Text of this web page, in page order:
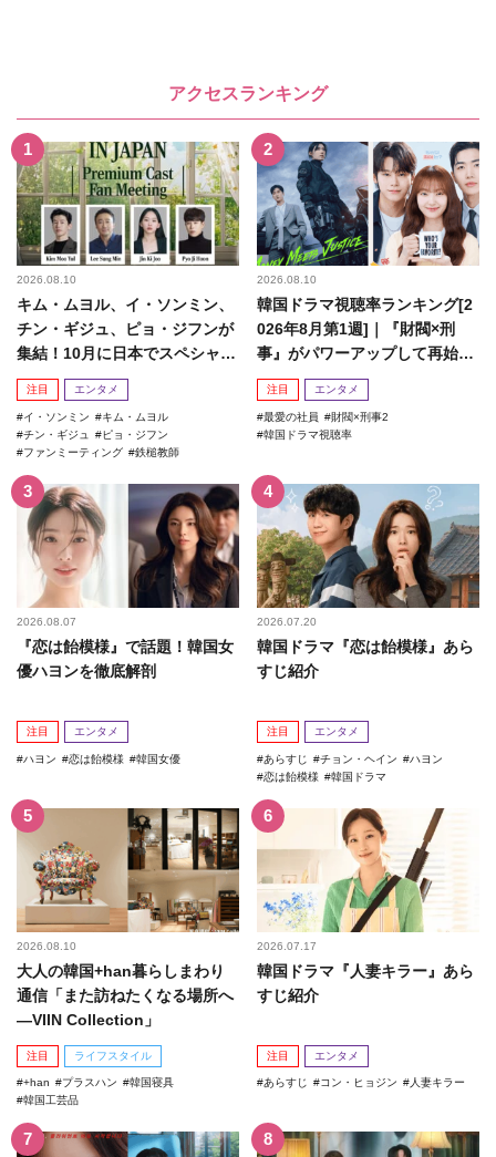
アクセスランキング
2026.08.10
キム・ムヨル、イ・ソンミン、
チン・ギジュ、ピョ・ジフンが
集結！10月に日本でスペシャル
ファンミーティング開催決...
注目 エンタメ
イ・ソンミン
キム・ムヨル
チン・ギジュ
ピョ・ジフン
ファンミーティング
鉄槌教師
2026.08.10
韓国ドラマ視聴率ランキング[2
026年8月第1週]｜『財閥×刑
事』がパワーアップして再始
動！
注目 エンタメ
最愛の社員
財閥×刑事2
韓国ドラマ視聴率
2026.08.07
『恋は飴模様』で話題！韓国女
優ハヨンを徹底解剖
注目 エンタメ
ハヨン 恋は飴模様 韓国女優
2026.07.20
韓国ドラマ『恋は飴模様』あら
すじ紹介
注目 エンタメ
あらすじ チョン・ヘイン
ハヨン
恋は飴模様
韓国ドラマ
2026.08.10
大人の韓国+han暮らしまわり
通信「また訪ねたくなる場所へ
―VIIN Collection」
注目 ライフスタイル
+han プラスハン
韓国寝具
韓国工芸品
2026.07.17
韓国ドラマ『人妻キラー』あら
すじ紹介
注目 エンタメ
あらすじ コン・ヒョジン 人妻キラー